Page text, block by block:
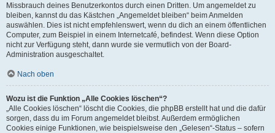
Missbrauch deines Benutzerkontos durch einen Dritten. Um angemeldet zu
bleiben, kannst du das Kästchen „Angemeldet bleiben“ beim Anmelden
auswählen. Dies ist nicht empfehlenswert, wenn du dich an einem öffentlichen
Computer, zum Beispiel in einem Internetcafé, befindest. Wenn diese Option
nicht zur Verfügung steht, dann wurde sie vermutlich von der Board-
Administration ausgeschaltet.
Nach oben
Wozu ist die Funktion „Alle Cookies löschen“?
„Alle Cookies löschen“ löscht die Cookies, die phpBB erstellt hat und die dafür
sorgen, dass du im Forum angemeldet bleibst. Außerdem ermöglichen
Cookies einige Funktionen, wie beispielsweise den „Gelesen“-Status – sofern